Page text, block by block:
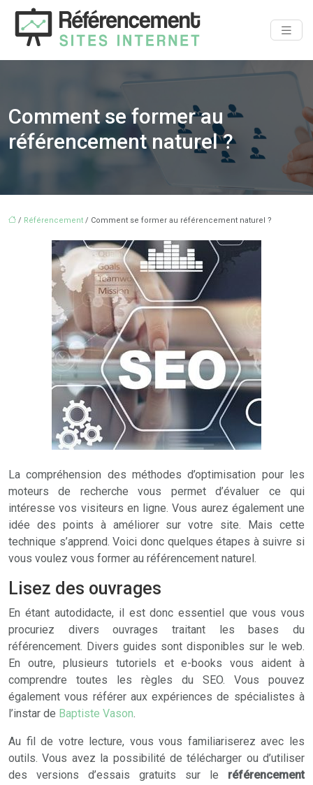
Comment se former au
référencement naturel ?
/ Référencement / Comment se former au référencement naturel ?
La compréhension des méthodes d’optimisation pour les
moteurs de recherche vous permet d’évaluer ce qui
intéresse vos visiteurs en ligne. Vous aurez également une
idée des points à améliorer sur votre site. Mais cette
technique s’apprend. Voici donc quelques étapes à suivre si
vous voulez vous former au référencement naturel.
Lisez des ouvrages
En étant autodidacte, il est donc essentiel que vous vous
procuriez divers ouvrages traitant les bases du
référencement. Divers guides sont disponibles sur le web.
En outre, plusieurs tutoriels et e-books vous aident à
comprendre toutes les règles du SEO. Vous pouvez
également vous référer aux expériences de spécialistes à
l’instar de Baptiste Vason.
Au fil de votre lecture, vous vous familiariserez avec les
outils. Vous avez la possibilité de télécharger ou d’utiliser
des versions d’essais gratuits sur le référencement